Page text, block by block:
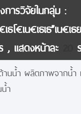
การวิจัยในกลุ่ม :
น€เธโ€เน€เธเธ”เน
, แสดงหน้าละ
านน้ำ ผลิตภาพจากน้ำ
ำ